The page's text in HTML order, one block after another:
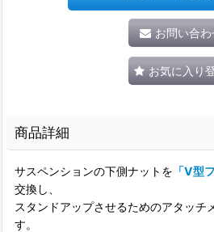
お問い合わ
お気に入り
商品詳細
サスペンションの下側ナットを 「V型
交換し、
スタンドアップさせるためのアタッチ
す。